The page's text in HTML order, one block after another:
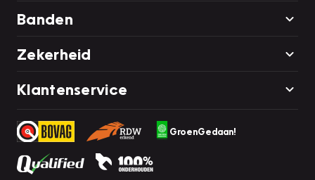
Banden
Zekerheid
Klantenservice
GroenGedaan!